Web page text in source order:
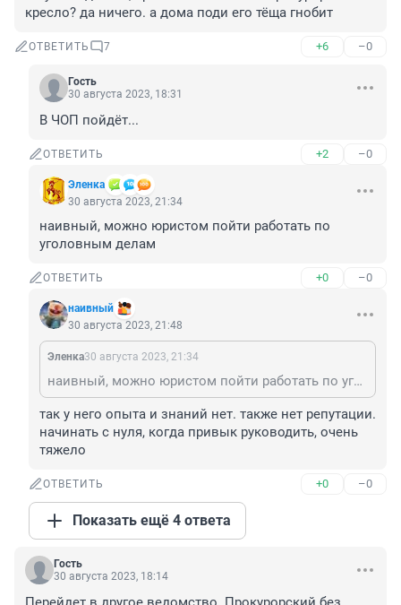
кресло? да ничего. а дома поди его тёща гнобит
ОТВЕТИТЬ 7 +6 –0
Гость
30 августа 2023, 18:31
В ЧОП пойдёт...
ОТВЕТИТЬ +2 –0
Эленка
30 августа 2023, 21:34
наивный, можно юристом пойти работать по
уголовным делам
ОТВЕТИТЬ +0 –0
наивный
30 августа 2023, 21:48
Эленка30 августа 2023, 21:34
наивный, можно юристом пойти работать по уголовным делам
так у него опыта и знаний нет. также нет репутации.
начинать с нуля, когда привык руководить, очень
тяжело
ОТВЕТИТЬ +0 –0
Показать ещё 4 ответа
Гость
30 августа 2023, 18:14